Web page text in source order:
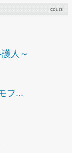
cours
人～
フ...